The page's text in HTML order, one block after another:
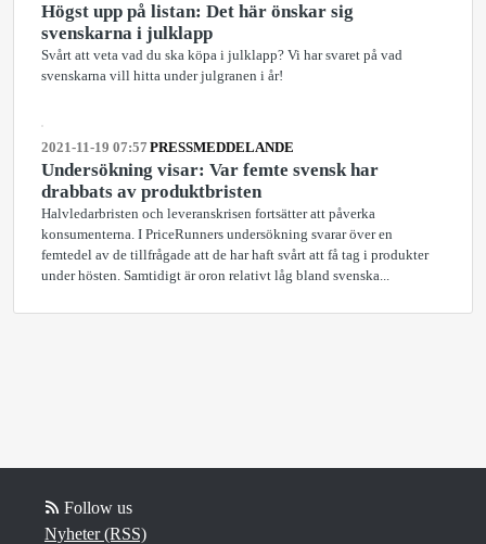
Högst upp på listan: Det här önskar sig
svenskarna i julklapp
Svårt att veta vad du ska köpa i julklapp? Vi har svaret på vad
svenskarna vill hitta under julgranen i år!
2021-11-19 07:57 PRESSMEDDELANDE
Undersökning visar: Var femte svensk har
drabbats av produktbristen
Halvledarbristen och leveranskrisen fortsätter att påverka
konsumenterna. I PriceRunners undersökning svarar över en
femtedel av de tillfrågade att de har haft svårt att få tag i produkter
under hösten. Samtidigt är oron relativt låg bland svenska...
Follow us
Nyheter (RSS)